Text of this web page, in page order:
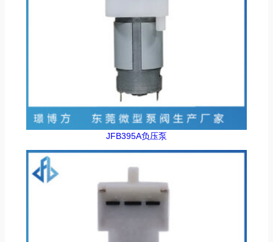
JFB395A负压泵